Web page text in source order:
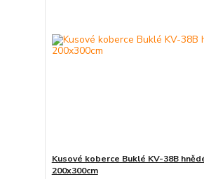
Kusové koberce Buklé KV-38B
200x300cm